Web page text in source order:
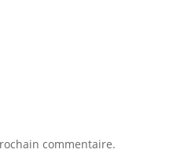
commentaire.